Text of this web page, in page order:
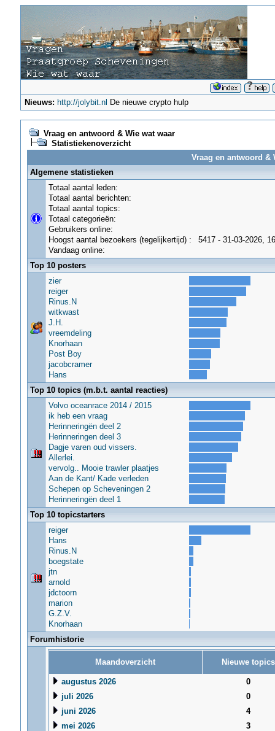
Nieuws: http://jolybit.nl De nieuwe crypto hulp
Vraag en antwoord & Wie wat waar
Statistiekenoverzicht
Vraag en antwoord &
Algemene statistieken
Totaal aantal leden:
Totaal aantal berichten:
Totaal aantal topics:
Totaal categorieën:
Gebruikers online:
Hoogst aantal bezoekers (tegelijkertijd) :
5417 - 31-03-2026,
Vandaag online:
Top 10 posters
zier
reiger
Rinus.N
witkwast
J.H.
vreemdeling
Knorhaan
Post Boy
jacobcramer
Hans
Top 10 topics (m.b.t. aantal reacties)
Volvo oceanrace 2014 / 2015
ik heb een vraag
Herinneringën deel 2
Herinneringen deel 3
Dagje varen oud vissers.
Allerlei.
vervolg.. Mooie trawler plaatjes
Aan de Kant/ Kade verleden
Schepen op Scheveningen 2
Herinneringën deel 1
Top 10 topicstarters
reiger
Hans
Rinus.N
boegstate
jtn
arnold
jdctoorn
marion
G.Z.V.
Knorhaan
Forumhistorie
Maandoverzicht Nieuwe topics
augustus 2026
0
juli 2026
0
juni 2026
4
mei 2026
3